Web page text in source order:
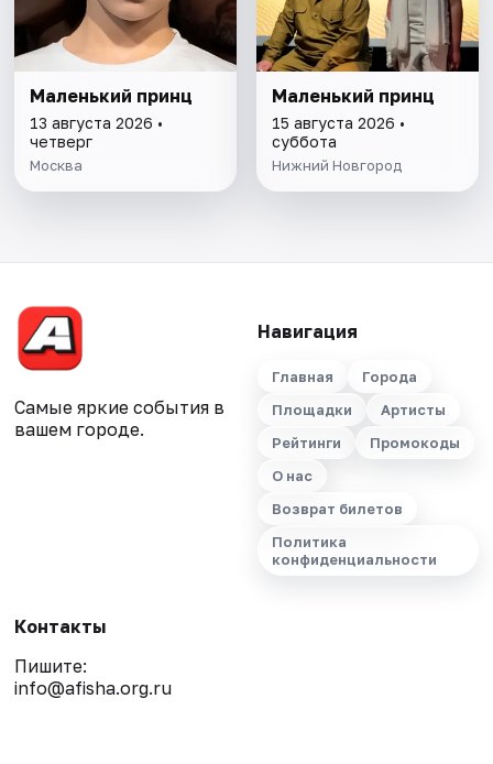
Маленький принц
13 августа 2026 •
четверг
Москва
Маленький принц
15 августа 2026 •
суббота
Нижний Новгород
Самые яркие события в
вашем городе.
Навигация
Главная
Города
Площадки
Артисты
Рейтинги
Промокоды
О нас
Возврат билетов
Политика
конфиденциальности
Контакты
Пишите:
info@afisha.org.ru